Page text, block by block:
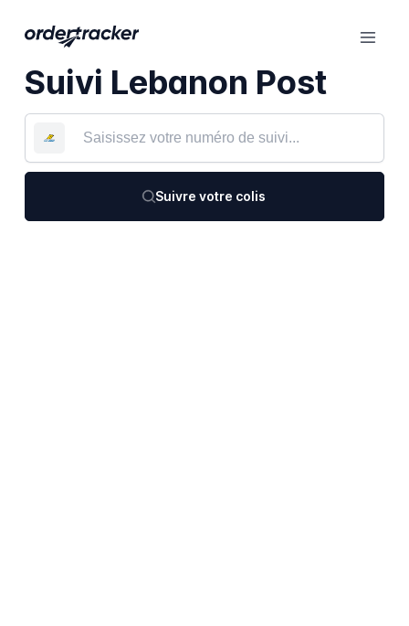
Suivi Lebanon Post
Suivre votre colis